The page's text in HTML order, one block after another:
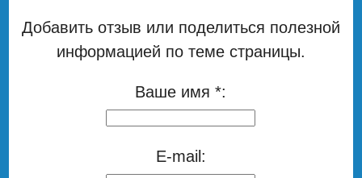
Добавить отзыв или поделиться полезной
информацией по теме страницы.
Ваше имя *:
E-mail: